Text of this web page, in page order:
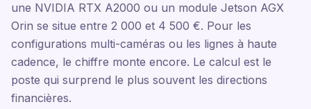
une NVIDIA RTX A2000 ou un module Jetson AGX
Orin se situe entre 2 000 et 4 500 €. Pour les
configurations multi-caméras ou les lignes à haute
cadence, le chiffre monte encore. Le calcul est le
poste qui surprend le plus souvent les directions
financières.